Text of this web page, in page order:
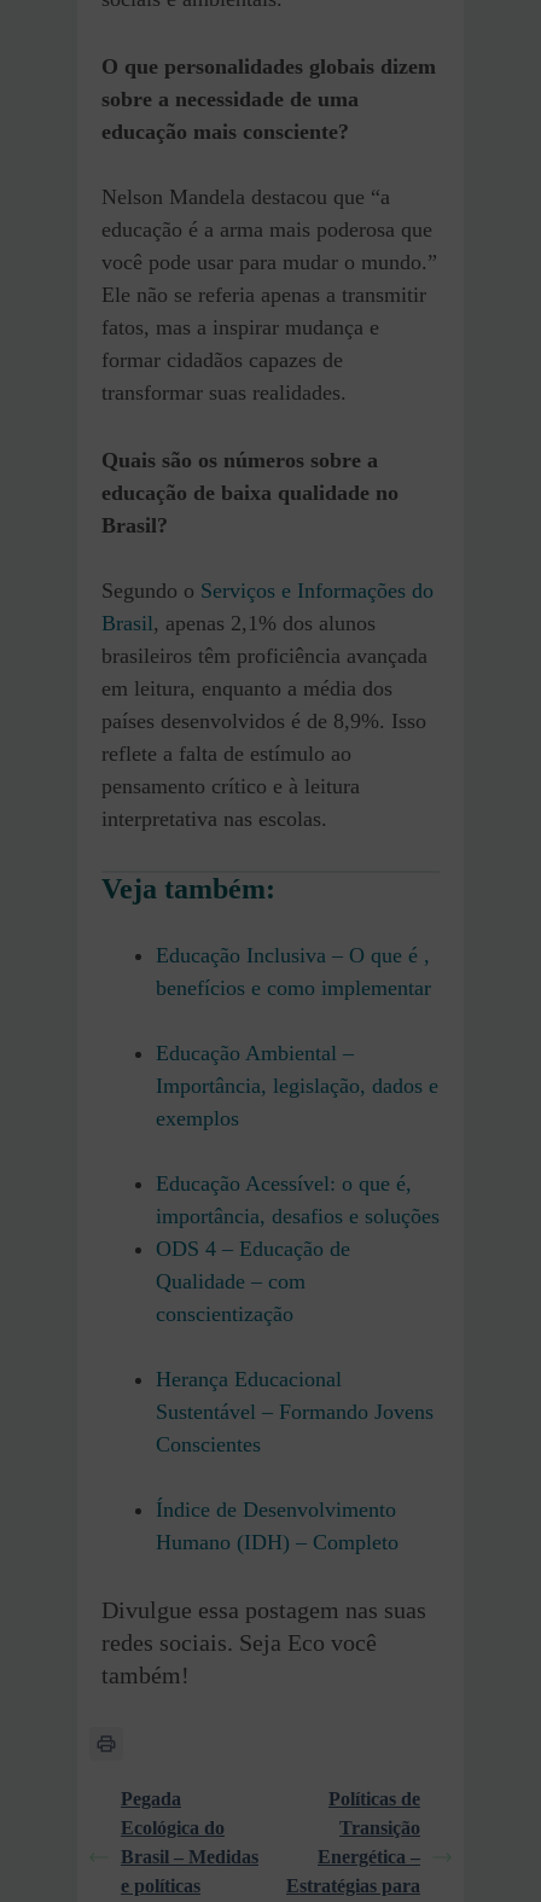
O que personalidades globais dizem
sobre a necessidade de uma
educação mais consciente?
Nelson Mandela destacou que “a
educação é a arma mais poderosa que
você pode usar para mudar o mundo.”
Ele não se referia apenas a transmitir
fatos, mas a inspirar mudança e
formar cidadãos capazes de
transformar suas realidades.
Quais são os números sobre a
educação de baixa qualidade no
Brasil?
Segundo o Serviços e Informações do
Brasil, apenas 2,1% dos alunos
brasileiros têm proficiência avançada
em leitura, enquanto a média dos
países desenvolvidos é de 8,9%. Isso
reflete a falta de estímulo ao
pensamento crítico e à leitura
interpretativa nas escolas​.
Veja também:
Educação Inclusiva – O que é ,
benefícios e como implementar
Educação Ambiental –
Importância, legislação, dados e
exemplos
Educação Acessível: o que é,
importância, desafios e soluções
ODS 4 – Educação de
Qualidade – com
conscientização
Herança Educacional
Sustentável – Formando Jovens
Conscientes
Índice de Desenvolvimento
Humano (IDH) – Completo
Divulgue essa postagem nas suas
redes sociais. Seja Eco você
também!
Pegada
Ecológica do
Brasil – Medidas
e políticas
Políticas de
Transição
Energética –
Estratégias para